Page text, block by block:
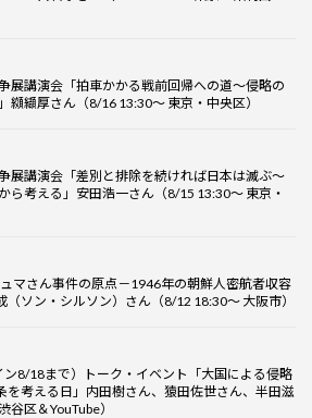
展講演会「拍車かかる戦前回帰への道～侵略の
纐纈厚さん（8/16 13:30～ 東京・中央区）
展講演会「差別と排除を続ければ日本は滅ぶ～
ら考える」安田浩一さん（8/15 13:30～ 東京・
マさん事件の原点－1946年の朝鮮人密航者収容
ソン・シルソン）さん（8/12 18:30～ 大阪市）
8/18まで）トーク・イベント「大国による侵略
考える日」内田樹さん、猿田佐世さん、半田滋
区＆YouTube）